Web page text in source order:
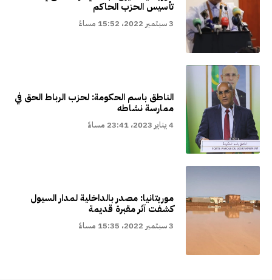
تأسيس الحزب الحاكم
3 سبتمبر 2022، 15:52 مساءً
الناطق باسم الحكومة: لحزب الرباط الحق في
ممارسة نشاطه
4 يناير 2023، 23:41 مساءً
موريتانيا: مصدر بالداخلية لمدار السيول
كشفت آثر مقبرة قديمة
3 سبتمبر 2022، 15:35 مساءً